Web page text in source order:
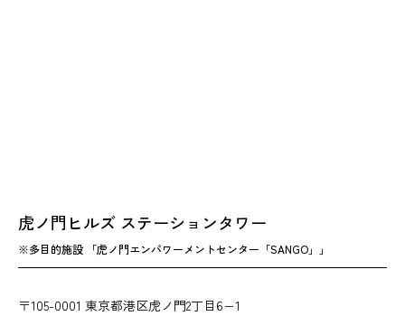
虎ノ門ヒルズ ステーションタワー
※多目的施設 「虎ノ門エンパワーメントセンター「SANGO」」
〒105-0001 東京都港区虎ノ門2丁目6−1